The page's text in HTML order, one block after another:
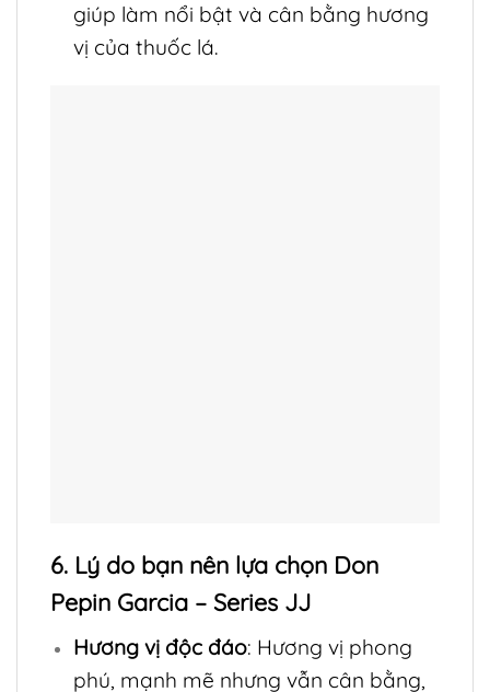
giúp làm nổi bật và cân bằng hương
vị của thuốc lá.
6. Lý do bạn nên lựa chọn Don
Pepin Garcia – Series JJ
Hương vị độc đáo: Hương vị phong
phú, mạnh mẽ nhưng vẫn cân bằng,